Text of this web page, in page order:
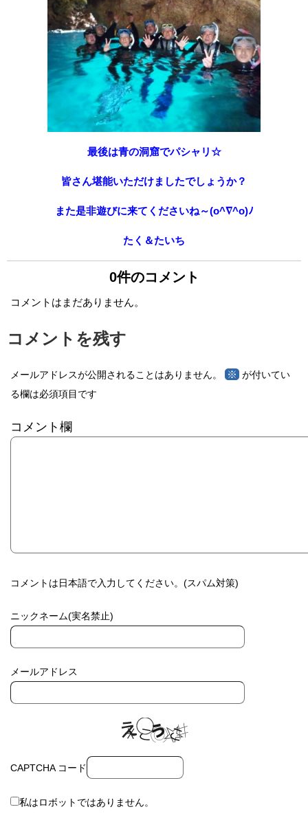
最後は青の洞窟でパシャリ☆
皆さん堪能いただけましたでしょうか？
また是非遊びに来てくださいね～(o^∇^o)ﾉ
たく＆たいち
0件のコメント
コメントはまだありません。
コメントを残す
メールアドレスが公開されることはありません。 ※ が付いてい
る欄は必須項目です
コメント欄
コメントは日本語で入力してください。(スパム対策)
ニックネーム(実名禁止)
メールアドレス
CAPTCHA コード
私はロボットではありません。